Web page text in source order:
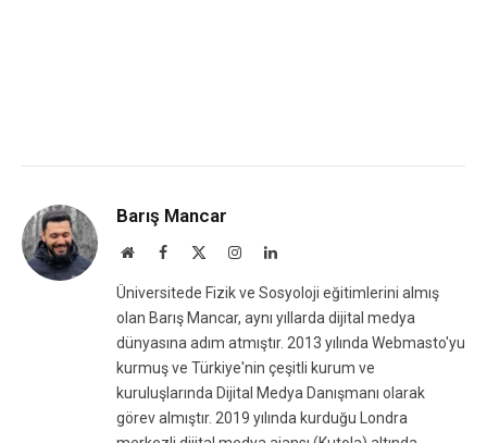
Barış Mancar
WebsiteFacebook InstagramLinkedIn
Üniversitede Fizik ve Sosyoloji eğitimlerini almış
olan Barış Mancar, aynı yıllarda dijital medya
dünyasına adım atmıştır. 2013 yılında Webmasto'yu
kurmuş ve Türkiye'nin çeşitli kurum ve
kuruluşlarında Dijital Medya Danışmanı olarak
görev almıştır. 2019 yılında kurduğu Londra